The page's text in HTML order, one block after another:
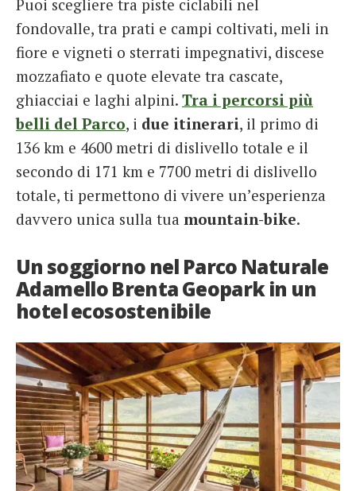
Puoi scegliere tra piste ciclabili nel
fondovalle, tra prati e campi coltivati, meli in
fiore e vigneti o sterrati impegnativi, discese
mozzafiato e quote elevate tra cascate,
ghiacciai e laghi alpini. Tra i percorsi più
belli del Parco, i due itinerari, il primo di
136 km e 4600 metri di dislivello totale e il
secondo di 171 km e 7700 metri di dislivello
totale, ti permettono di vivere un’esperienza
davvero unica sulla tua mountain-bike.
Un soggiorno nel Parco Naturale
Adamello Brenta Geopark in un
hotel ecosostenibile